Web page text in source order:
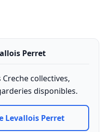
Perret
collectives,
disponibles.
Levallois Perret